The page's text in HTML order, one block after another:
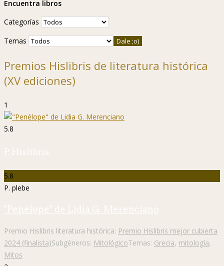
Encuentra libros
Categorías
Temas
Premios Hislibris de literatura histórica
(XV ediciones)
1
5.8
P. Hislibris
5.8
P. plebe
"Penélope" de Lidia G. Merenciano
Premio Hislibris literatura histórica: Premio Hislibris mejor cubierta
2024 (finalista)Subgéneros: MitológicoTemas: Grecia, mitología,
Mitos